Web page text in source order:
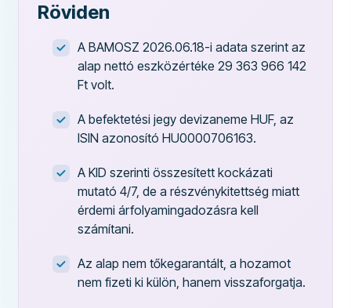
Röviden
A BAMOSZ 2026.06.18-i adata szerint az
alap nettó eszközértéke 29 363 966 142
Ft volt.
A befektetési jegy devizaneme HUF, az
ISIN azonosító HU0000706163.
A KID szerinti összesített kockázati
mutató 4/7, de a részvénykitettség miatt
érdemi árfolyamingadozásra kell
számítani.
Az alap nem tőkegarantált, a hozamot
nem fizeti ki külön, hanem visszaforgatja.